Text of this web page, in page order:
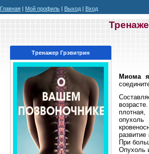
Главная | Мой профиль | Выход | Вход
Тренажер Грэвитрин
Миома
При
Опухоль